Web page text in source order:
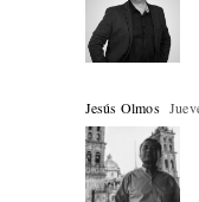
Jesús Olmos